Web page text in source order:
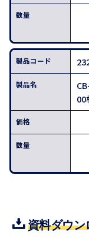
00
資料ダウン